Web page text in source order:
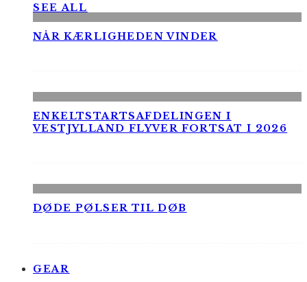
SEE ALL
NÅR KÆRLIGHEDEN VINDER
ENKELTSTARTSAFDELINGEN I
VESTJYLLAND FLYVER FORTSAT I 2026
DØDE PØLSER TIL DØB
GEAR